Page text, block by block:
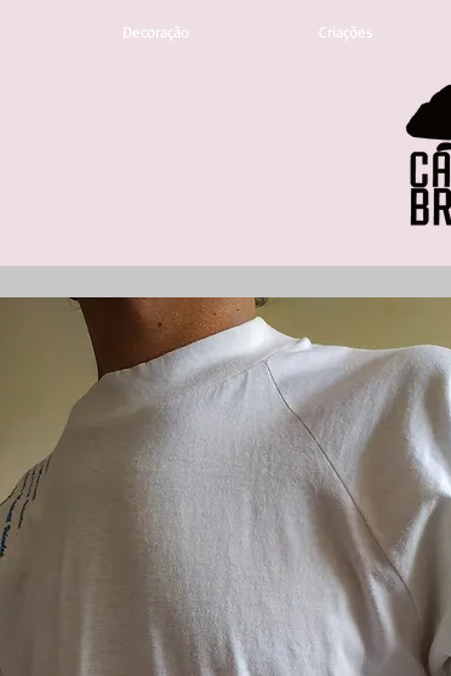
Decoração Criações